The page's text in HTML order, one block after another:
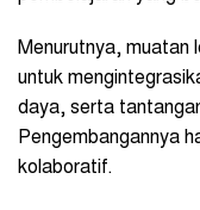
Menurutnya, muatan
untuk
daya, serta
Pengembangannya
kolaboratif.